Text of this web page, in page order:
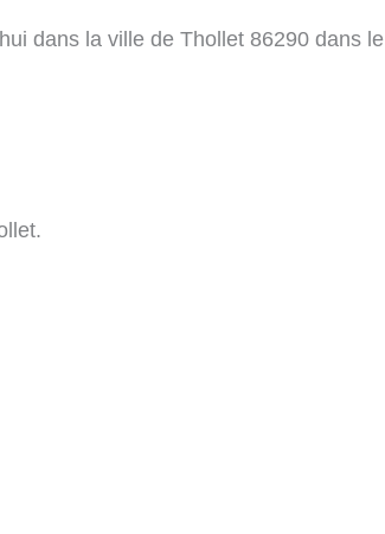
dans la ville de Thollet 86290 dans le